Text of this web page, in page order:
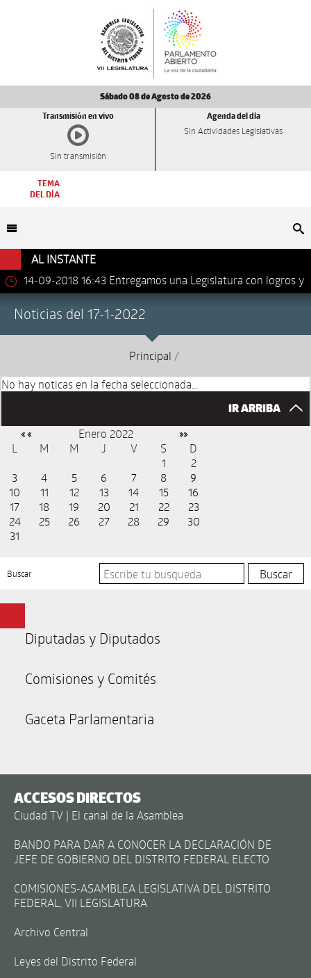
Sábado 08 de Agosto de 2026
Transmisión en vivo
Sin transmisión
Agenda del día
Sin Actividades Legislativas
TEMA
DEL DÍA
AL INSTANTE
14-09-2018 16:43 Entregamos una Legislatura con logros y
Noticias del 17-1-2022
Principal /
No hay noticas en la fecha seleccionada...
IR ARRIBA
« « Enero 2022 »»
L M M J V S
D
1
2
3
4 5 6 7 8
9
10
11 12 13 14 15
16
17
18 19 20 21 22
23
24
25 26 27 28 29
30
31
Buscar
Diputadas y Diputados
Comisiones y Comités
Gaceta Parlamentaria
ACCESOS DIRECTOS
Ciudad TV | El canal de la Asamblea
BANDO PARA DAR A CONOCER LA DECLARACIÓN DE
JEFE DE GOBIERNO DEL DISTRITO FEDERAL ELECTO
COMISIONES-ASAMBLEA LEGISLATIVA DEL DISTRITO
FEDERAL, VII LEGISLATURA
Archivo Central
Leyes del Distrito Federal